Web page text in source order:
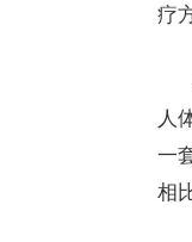
疗
人
一
相